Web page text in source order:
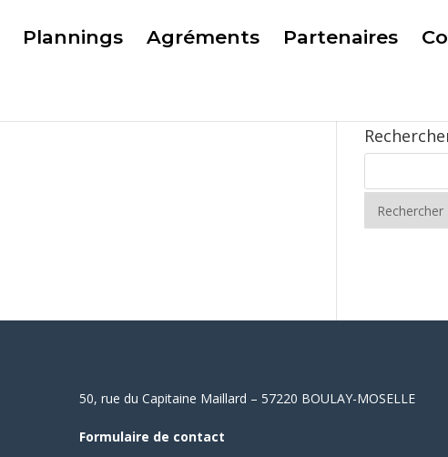
Plannings Agréments Partenaires
50, rue du Capitaine Maillard – 57220 BOULAY-MOSELLE
Formulaire de contact